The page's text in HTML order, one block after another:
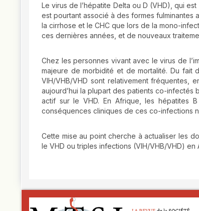
Le virus de l’hépatite Delta ou D (VHD), qui
est pourtant associé à des formes
la cirrhose et le CHC que lors de la mono-
ces dernières années, et de nouveaux
Chez les personnes vivant avec le virus de
majeure de morbidité et de mortalité. Du fait
VIH/VHB/VHD sont relativement fréquentes,
aujourd’hui la plupart des patients co-infectés
actif sur le VHD. En Afrique, les hépatites
conséquences cliniques de ces co-infections
Cette mise au point cherche à actualiser les
le VHD ou triples infections (VIH/VHB/VHD) en